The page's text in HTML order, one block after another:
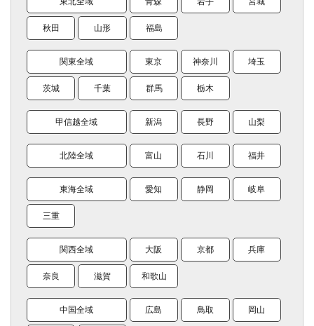
秋田 山形 福島
関東全域 東京 神奈川 埼玉
茨城 千葉 群馬 栃木
甲信越全域 新潟 長野 山梨
北陸全域 富山 石川 福井
東海全域 愛知 静岡 岐阜
三重
関西全域 大阪 京都 兵庫
奈良 滋賀 和歌山
中国全域 広島 鳥取 岡山